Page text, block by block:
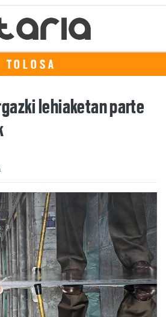
TOLOSA
lehiaketan parte